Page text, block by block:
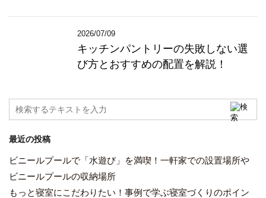
2026/07/09
キッチンパントリーの失敗しない選
び方とおすすめの配置を解説！
最近の投稿
ビニールプールで「水遊び」を満喫！一軒家での設置場所や
ビニールプールの収納場所
もっと寝室にこだわりたい！事例で学ぶ寝室づくりのポイン